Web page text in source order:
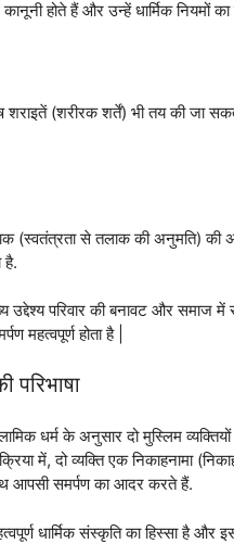
होते हैं और उन्हें धार्मिक नियमों का
(शरीरक शर्तें) भी तय की जा
(स्वतंत्रता से तलाक की अनुमति) की
है.
उद्देश्य परिवार की बनावट और समाज
महत्वपूर्ण होता है |
परिभाषा
धर्म के अनुसार दो मुस्लिम
में, दो व्यक्ति एक निकाहनामा
समर्पण का आदर करते हैं.
धार्मिक संस्कृति का हिस्सा है